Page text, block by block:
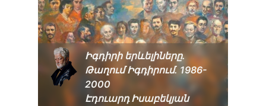
Իգդիրի երևելիները.
Թաղում Իգդիրում․ 1986-
2000
Էդուարդ Իսաբեկյան